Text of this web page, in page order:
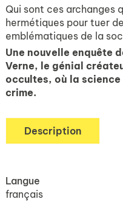
Qui sont ces archanges
hermétiques pour tuer
emblématiques de la
Une nouvelle enquête
Verne, le génial
occultes, où la
crime.
Description
Langue
français